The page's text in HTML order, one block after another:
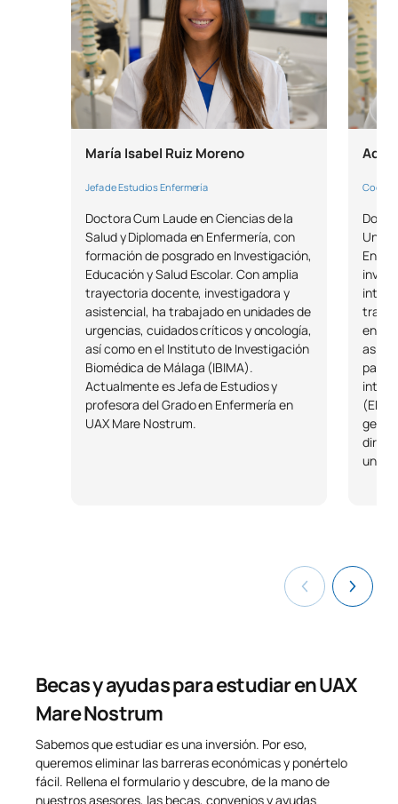
María Isabel Ruiz Moreno
Jefa de Estudios Enfermería
Doctora Cum Laude en Ciencias de la
Salud y Diplomada en Enfermería, con
formación de posgrado en Investigación,
Educación y Salud Escolar. Con amplia
trayectoria docente, investigadora y
asistencial, ha trabajado en unidades de
urgencias, cuidados críticos y oncología,
así como en el Instituto de Investigación
Biomédica de Málaga (IBIMA).
Actualmente es Jefa de Estudios y
profesora del Grado en Enfermería en
UAX Mare Nostrum.
(ERC
Becas y ayudas para estudiar en UAX
Mare Nostrum
Sabemos que estudiar es una inversión. Por eso,
queremos eliminar las barreras económicas y ponértelo
fácil. Rellena el formulario y descubre, de la mano de
nuestros asesores, las becas, convenios y ayudas